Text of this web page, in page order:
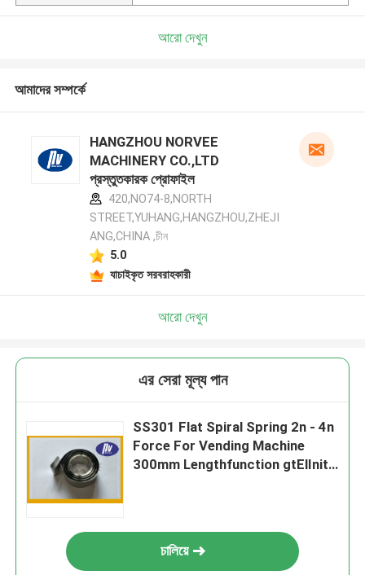
আরো দেখুন
আমাদের সম্পর্কে
HANGZHOU NORVEE
MACHINERY CO.,LTD
প্রস্তুতকারক প্রোফাইল
420,NO74-8,NORTH
STREET,YUHANG,HANGZHOU,ZHEJI
ANG,CHINA ,চীন
5.0
যাচাইকৃত সরবরাহকারী
আরো দেখুন
এর সেরা মূল্য পান
SS301 Flat Spiral Spring 2n - 4n
Force For Vending Machine
300mm Lengthfunction gtElInit()
চালিয়ে